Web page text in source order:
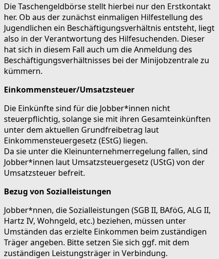
Die Taschengeldbörse stellt hierbei nur den Erstkontakt
her. Ob aus der zunächst einmaligen Hilfestellung des
Jugendlichen ein Beschäftigungsverhältnis entsteht, liegt
also in der Verantwortung des Hilfesuchenden. Dieser
hat sich in diesem Fall auch um die Anmeldung des
Beschäftigungsverhältnisses bei der Minijobzentrale zu
kümmern.
Einkommensteuer/Umsatzsteuer
Die Einkünfte sind für die Jobber*innen nicht
steuerpflichtig, solange sie mit ihren Gesamteinkünften
unter dem aktuellen Grundfreibetrag laut
Einkommensteuergesetz (EStG) liegen.
Da sie unter die Kleinunternehmerregelung fallen, sind
Jobber*innen laut Umsatzsteuergesetz (UStG) von der
Umsatzsteuer befreit.
Bezug von Sozialleistungen
Jobber*nnen, die Sozialleistungen (SGB II, BAföG, ALG II,
Hartz IV, Wohngeld, etc.) beziehen, müssen unter
Umständen das erzielte Einkommen beim zuständigen
Träger angeben. Bitte setzen Sie sich ggf. mit dem
zuständigen Leistungsträger in Verbindung.